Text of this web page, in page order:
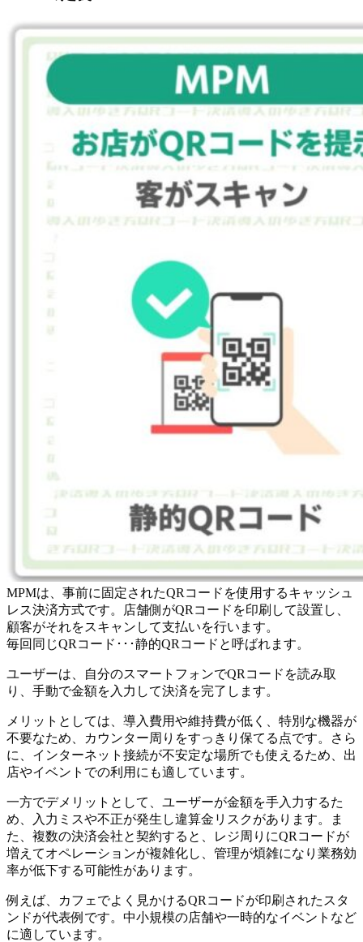
MPMは、事前に固定されたQRコードを使用するキャッシュ
レス決済方式です。店舗側がQRコードを印刷して設置し、
顧客がそれをスキャンして支払いを行います。
毎回同じQRコード･･･静的QRコードと呼ばれます。
ユーザーは、自分のスマートフォンでQRコードを読み取
り、手動で金額を入力して決済を完了します。
メリットとしては、導入費用や維持費が低く、特別な機器が
不要なため、カウンター周りをすっきり保てる点です。さら
に、インターネット接続が不安定な場所でも使えるため、出
店やイベントでの利用にも適しています。
一方でデメリットとして、ユーザーが金額を手入力するた
め、入力ミスや不正が発生し違算金リスクがあります。ま
た、複数の決済会社と契約すると、レジ周りにQRコードが
増えてオペレーションが複雑化し、管理が煩雑になり業務効
率が低下する可能性があります。
例えば、カフェでよく見かけるQRコードが印刷されたスタ
ンドが代表例です。中小規模の店舗や一時的なイベントなど
に適しています。